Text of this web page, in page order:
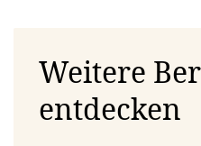
Weitere
entdecken